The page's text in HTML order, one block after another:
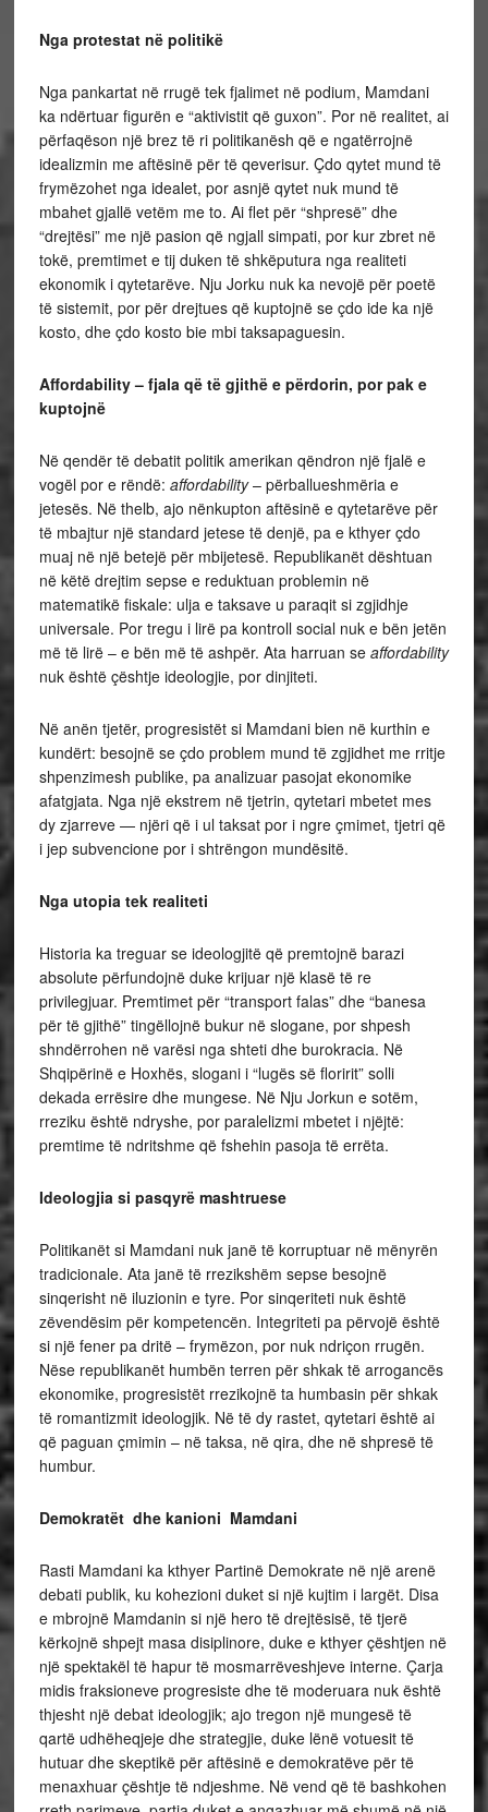
Nga protestat në politikë
Nga pankartat në rrugë tek fjalimet në podium, Mamdani
ka ndërtuar figurën e “aktivistit që guxon”. Por në realitet, ai
përfaqëson një brez të ri politikanësh që e ngatërrojnë
idealizmin me aftësinë për të qeverisur. Çdo qytet mund të
frymëzohet nga idealet, por asnjë qytet nuk mund të
mbahet gjallë vetëm me to. Ai flet për “shpresë” dhe
“drejtësi” me një pasion që ngjall simpati, por kur zbret në
tokë, premtimet e tij duken të shkëputura nga realiteti
ekonomik i qytetarëve. Nju Jorku nuk ka nevojë për poetë
të sistemit, por për drejtues që kuptojnë se çdo ide ka një
kosto, dhe çdo kosto bie mbi taksapaguesin.
Affordability – fjala që të gjithë e përdorin, por pak e
kuptojnë
Në qendër të debatit politik amerikan qëndron një fjalë e
vogël por e rëndë: affordability– përballueshmëria e
jetesës. Në thelb, ajo nënkupton aftësinë e qytetarëve për
të mbajtur një standard jetese të denjë, pa e kthyer çdo
muaj në një betejë për mbijetesë. Republikanët dështuan
në këtë drejtim sepse e reduktuan problemin në
matematikë fiskale: ulja e taksave u paraqit si zgjidhje
universale. Por tregu i lirë pa kontroll social nuk e bën jetën
më të lirë – e bën më të ashpër. Ata harruan se affordability
nuk është çështje ideologjie, por dinjiteti.
Në anën tjetër, progresistët si Mamdani bien në kurthin e
kundërt: besojnë se çdo problem mund të zgjidhet me rritje
shpenzimesh publike, pa analizuar pasojat ekonomike
afatgjata. Nga një ekstrem në tjetrin, qytetari mbetet mes
dy zjarreve — njëri që i ul taksat por i ngre çmimet, tjetri që
i jep subvencione por i shtrëngon mundësitë.
Nga utopia tek realiteti
Historia ka treguar se ideologjitë që premtojnë barazi
absolute përfundojnë duke krijuar një klasë të re
privilegjuar. Premtimet për “transport falas” dhe “banesa
për të gjithë” tingëllojnë bukur në slogane, por shpesh
shndërrohen në varësi nga shteti dhe burokracia. Në
Shqipërinë e Hoxhës, slogani i “lugës së floririt” solli
dekada errësire dhe mungese. Në Nju Jorkun e sotëm,
rreziku është ndryshe, por paralelizmi mbetet i njëjtë:
premtime të ndritshme që fshehin pasoja të errëta.
Ideologjia si pasqyrë mashtruese
Politikanët si Mamdani nuk janë të korruptuar në mënyrën
tradicionale. Ata janë të rrezikshëm sepse besojnë
sinqerisht në iluzionin e tyre. Por sinqeriteti nuk është
zëvendësim për kompetencën. Integriteti pa përvojë është
si një fener pa dritë – frymëzon, por nuk ndriçon rrugën.
Nëse republikanët humbën terren për shkak të arrogancës
ekonomike, progresistët rrezikojnë ta humbasin për shkak
të romantizmit ideologjik. Në të dy rastet, qytetari është ai
që paguan çmimin – në taksa, në qira, dhe në shpresë të
humbur.
Demokratët dhe kanioni Mamdani
Rasti Mamdani ka kthyer Partinë Demokrate në një arenë
debati publik, ku kohezioni duket si një kujtim i largët. Disa
e mbrojnë Mamdanin si një hero të drejtësisë, të tjerë
kërkojnë shpejt masa disiplinore, duke e kthyer çështjen në
një spektakël të hapur të mosmarrëveshjeve interne. Çarja
midis fraksioneve progresiste dhe të moderuara nuk është
thjesht një debat ideologjik; ajo tregon një mungesë të
qartë udhëheqjeje dhe strategjie, duke lënë votuesit të
hutuar dhe skeptikë për aftësinë e demokratëve për të
menaxhuar çështje të ndjeshme. Në vend që të bashkohen